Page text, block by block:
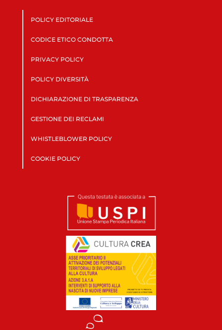
POLICY EDITORIALE
CODICE ETICO CONDOTTA
PRIVACY POLICY
POLICY DIVERSITÀ
DICHIARAZIONE DI TRASPARENZA
GESTIONE DEI RECLAMI
WHISTLEBLOWER POLICY
COOKIE POLICY